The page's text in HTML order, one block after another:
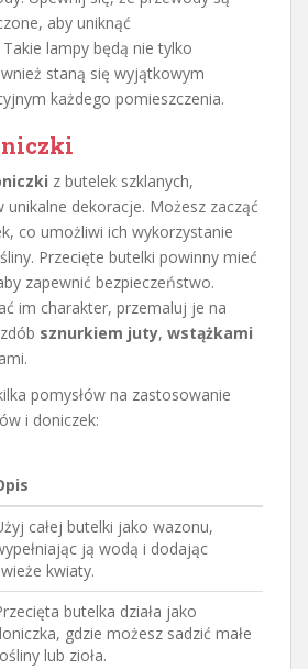
aby uniknąć
lampy będą nie tylko
staną się wyjątkowym
każdego pomieszczenia.
z butelek szklanych,
unikalne dekoracje. Możesz zacząć
co umożliwi ich wykorzystanie
Przecięte butelki powinny mieć
zapewnić bezpieczeństwo.
im charakter, przemaluj je na
sznurkiem juty, wstążkami
pomysłów na zastosowanie
i doniczek:
całej butelki jako wazonu,
ją wodą i dodając
kwiaty.
butelka działa jako
gdzie możesz sadzić małe
lub zioła.